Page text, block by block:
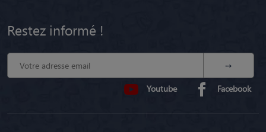
Restez informé !
Youtube Facebook